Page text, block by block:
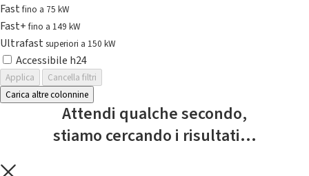
Fastfino a 75 kW
Fast+fino a 149 kW
Ultrafast superiori a 150 kW
Accessibile h24
Applica
Cancella filtri
Carica altre colonnine
Attendi qualche secondo,
stiamo cercando i risultati...